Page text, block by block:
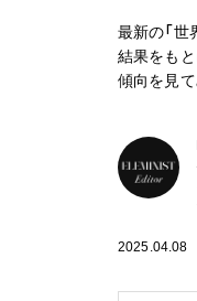
最新の「
結果をも
傾向を見て
2025.04.08